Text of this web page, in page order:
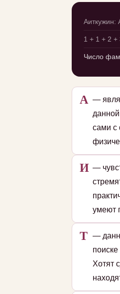
1 + 1 + 2 +
Число
А —
сами с
И —
умеют
Т —
Хотят